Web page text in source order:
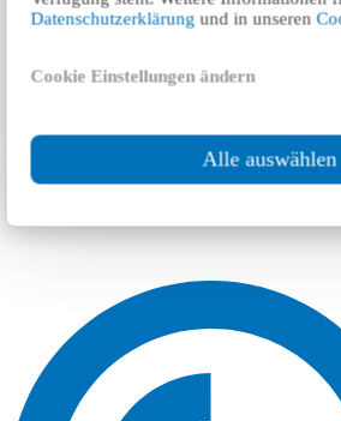
Datenschutzerklärung und in unseren
Cookie Einstellungen ändern
Alle auswählen